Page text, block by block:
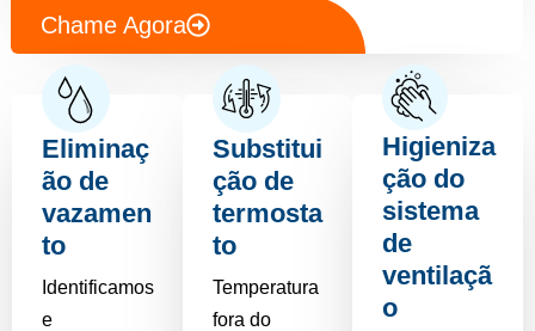
Chame Agora
Eliminaç
ão de
vazamen
to
Identificamos
e
Substitui
ção de
termosta
to
Temperatura
fora do
Higieniza
ção do
sistema
de
ventilaçã
o